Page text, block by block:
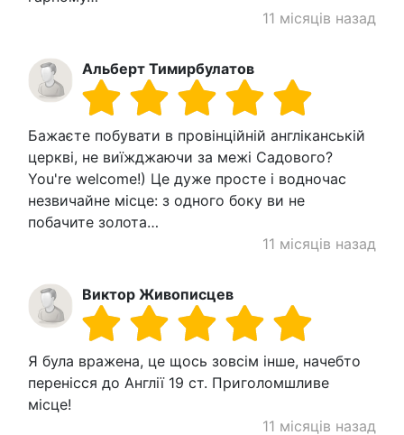
11 місяців назад
Альберт Тимирбулатов
Бажаєте побувати в провінційній англіканській
церкві, не виїжджаючи за межі Садового?
You're welcome!) Це дуже просте і водночас
незвичайне місце: з одного боку ви не
побачите золота…
11 місяців назад
Виктор Живописцев
Я була вражена, це щось зовсім інше, начебто
перенісся до Англії 19 ст. Приголомшливе
місце!
11 місяців назад